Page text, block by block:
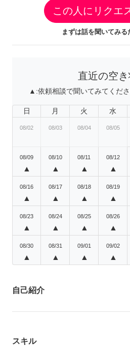
この人にリクエ
まずは話を聞いてみる
直近の空
▲:依頼相談で聞いてみてくだ
日 月 火 水
08/02 08/03 08/04 08/05
08/09
▲
08/10
▲
08/11
▲
08/12
▲
08/16
▲
08/17
▲
08/18
▲
08/19
▲
08/23
▲
08/24
▲
08/25
▲
08/26
▲
08/30
▲
08/31
▲
09/01
▲
09/02
▲
自己紹介
スキル